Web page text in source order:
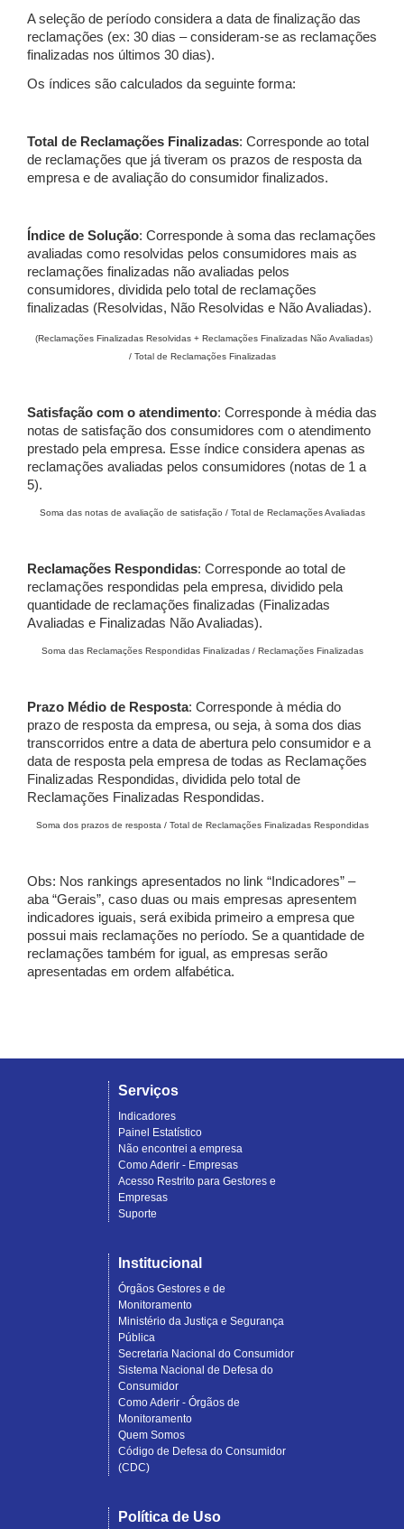
A seleção de período considera a data de finalização das
reclamações (ex: 30 dias – consideram-se as reclamações
finalizadas nos últimos 30 dias).
Os índices são calculados da seguinte forma:
Total de Reclamações Finalizadas: Corresponde ao total
de reclamações que já tiveram os prazos de resposta da
empresa e de avaliação do consumidor finalizados.
Índice de Solução: Corresponde à soma das reclamações
avaliadas como resolvidas pelos consumidores mais as
reclamações finalizadas não avaliadas pelos
consumidores, dividida pelo total de reclamações
finalizadas (Resolvidas, Não Resolvidas e Não Avaliadas).
(Reclamações Finalizadas Resolvidas + Reclamações Finalizadas Não Avaliadas)
/ Total de Reclamações Finalizadas
Satisfação com o atendimento: Corresponde à média das
notas de satisfação dos consumidores com o atendimento
prestado pela empresa. Esse índice considera apenas as
reclamações avaliadas pelos consumidores (notas de 1 a
5).
Soma das notas de avaliação de satisfação / Total de Reclamações Avaliadas
Reclamações Respondidas: Corresponde ao total de
reclamações respondidas pela empresa, dividido pela
quantidade de reclamações finalizadas (Finalizadas
Avaliadas e Finalizadas Não Avaliadas).
Soma das Reclamações Respondidas Finalizadas / Reclamações Finalizadas
Prazo Médio de Resposta: Corresponde à média do
prazo de resposta da empresa, ou seja, à soma dos dias
transcorridos entre a data de abertura pelo consumidor e a
data de resposta pela empresa de todas as Reclamações
Finalizadas Respondidas, dividida pelo total de
Reclamações Finalizadas Respondidas.
Soma dos prazos de resposta / Total de Reclamações Finalizadas Respondidas
Obs: Nos rankings apresentados no link “Indicadores” –
aba “Gerais”, caso duas ou mais empresas apresentem
indicadores iguais, será exibida primeiro a empresa que
possui mais reclamações no período. Se a quantidade de
reclamações também for igual, as empresas serão
apresentadas em ordem alfabética.
Serviços
Indicadores
Painel Estatístico
Não encontrei a empresa
Como Aderir - Empresas
Acesso Restrito para Gestores e
Empresas
Suporte
Institucional
Órgãos Gestores e de
Monitoramento
Ministério da Justiça e Segurança
Pública
Secretaria Nacional do Consumidor
Sistema Nacional de Defesa do
Consumidor
Como Aderir - Órgãos de
Monitoramento
Quem Somos
Código de Defesa do Consumidor
(CDC)
Política de Uso